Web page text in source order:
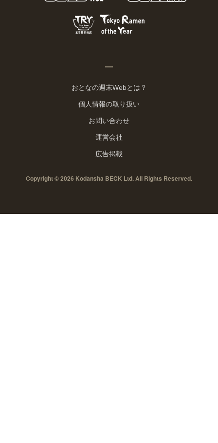
おとなの週末Webとは？
個人情報の取り扱い
お問い合わせ
運営会社
広告掲載
Copyright © 2026 Kodansha BECK Ltd. All Rights Reserved.